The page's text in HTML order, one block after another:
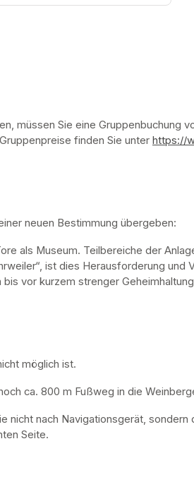
müssen Sie eine Gruppenbuchung
finden Sie unter https://
neuen Bestimmung übergeben:
als Museum. Teilbereiche der
ist dies Herausforderung
vor kurzem strenger
möglich ist.
ca. 800 m Fußweg in die
nicht nach Navigationsgerät,
Seite.